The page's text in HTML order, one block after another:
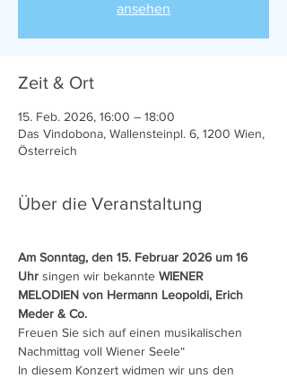
ansehen
Zeit & Ort
15. Feb. 2026, 16:00 – 18:00
Das Vindobona, Wallensteinpl. 6, 1200 Wien,
Österreich
Über die Veranstaltung
Am Sonntag, den 15. Februar 2026 um 16
Uhr singen wir bekannte WIENER
MELODIEN von Hermann Leopoldi, Erich
Meder & Co.
Freuen Sie sich auf einen musikalischen
Nachmittag voll Wiener Seele“
In diesem Konzert widmen wir uns den